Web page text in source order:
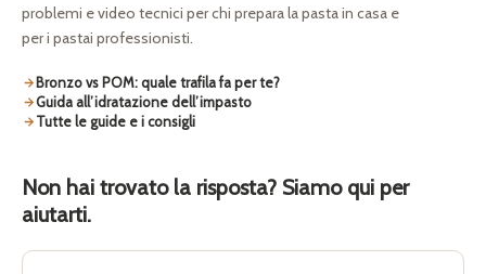
problemi e video tecnici per chi prepara la pasta in casa e
per i pastai professionisti.
Bronzo vs POM: quale trafila fa per te?
Guida all’idratazione dell’impasto
Tutte le guide e i consigli
Non hai trovato la risposta? Siamo qui per
aiutarti.